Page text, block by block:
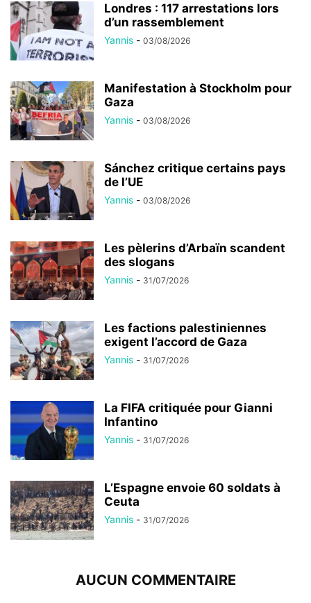
Londres : 117 arrestations lors
d’un rassemblement
Yannis - 03/08/2026
Manifestation à Stockholm pour
Gaza
Yannis - 03/08/2026
Sánchez critique certains pays
de l’UE
Yannis - 03/08/2026
Les pèlerins d’Arbaïn scandent
des slogans
Yannis - 31/07/2026
Les factions palestiniennes
exigent l’accord de Gaza
Yannis - 31/07/2026
La FIFA critiquée pour Gianni
Infantino
Yannis - 31/07/2026
L’Espagne envoie 60 soldats à
Ceuta
Yannis - 31/07/2026
AUCUN COMMENTAIRE